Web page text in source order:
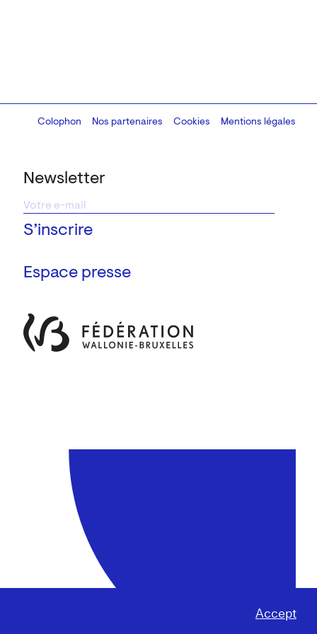
Accept
Newsletter
Espace presse
Colophon
Design:Marcel Kaczmarek, code:8080.studio
Nos partenaires Cookies Mentions légales